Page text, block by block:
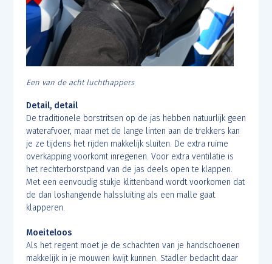
Een van de acht luchthappers
Detail, detail
De traditionele borstritsen op de jas hebben natuurlijk geen
waterafvoer, maar met de lange linten aan de trekkers kan
je ze tijdens het rijden makkelijk sluiten. De extra ruime
overkapping voorkomt inregenen. Voor extra ventilatie is
het rechterborstpand van de jas deels open te klappen.
Met een eenvoudig stukje klittenband wordt voorkomen dat
de dan loshangende halssluiting als een malle gaat
klapperen.
Moeiteloos
Als het regent moet je de schachten van je handschoenen
makkelijk in je mouwen kwijt kunnen. Stadler bedacht daar